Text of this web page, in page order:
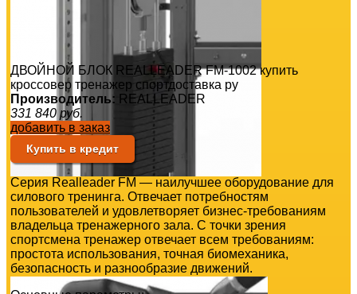
ДВОЙНОЙ БЛОК REALLEADER FM-1002 купить
кроссовер тренажер спортдоставка ру
Производитель: REALLEADER
331 840 руб.
добавить в заказ
Купить в кредит
Серия Realleader FM — наилучшее оборудование для
силового тренинга. Отвечает потребностям
пользователей и удовлетворяет бизнес-требованиям
владельца тренажерного зала. С точки зрения
спортсмена тренажер отвечает всем требованиям:
простота использования, точная биомеханика,
безопасность и разнообразие движений.